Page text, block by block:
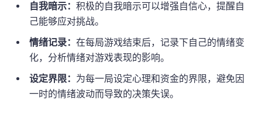
自我暗示： 积极的自我暗示可以增强自信心，提醒自
己能够应对挑战。
情绪记录： 在每局游戏结束后，记录下自己的情绪变
化，分析情绪对游戏表现的影响。
设定界限： 为每一局设定心理和资金的界限，避免因
一时的情绪波动而导致的决策失误。